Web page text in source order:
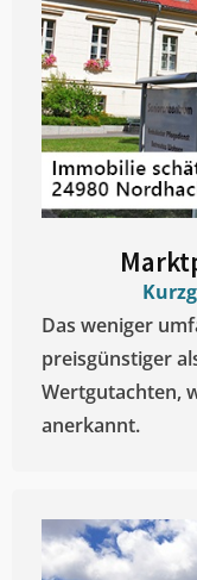
Das weniger
preisgünstiger
Wertgutachten,
anerkannt.